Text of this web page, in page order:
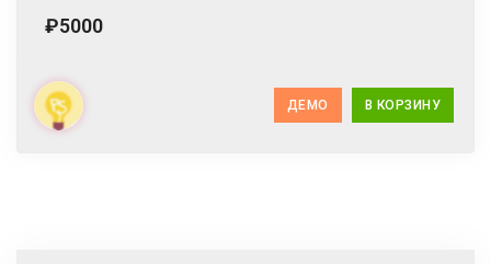
₽5000
ДЕМО В КОРЗИНУ